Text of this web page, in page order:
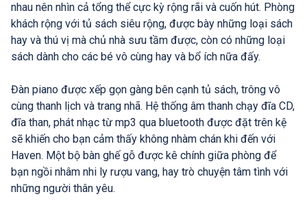
nhau nên nhìn cả tổng thể cực kỳ rộng rãi và cuốn hút. Phòng
khách rộng với tủ sách siêu rộng, được bày những loại sách
hay và thú vị mà chủ nhà sưu tầm được, còn có những loại
sách dành cho các bé vô cùng hay và bổ ích nữa đấy.
Đàn piano được xếp gọn gàng bên cạnh tủ sách, trông vô
cùng thanh lịch và trang nhã. Hệ thống âm thanh chạy đĩa CD,
đĩa than, phát nhạc từ mp3 qua bluetooth được đặt trên kệ
sẽ khiến cho bạn cảm thấy không nhàm chán khi đến với
Haven. Một bộ bàn ghế gỗ được kê chính giữa phòng để
bạn ngồi nhâm nhi ly rượu vang, hay trò chuyện tâm tình với
những người thân yêu.